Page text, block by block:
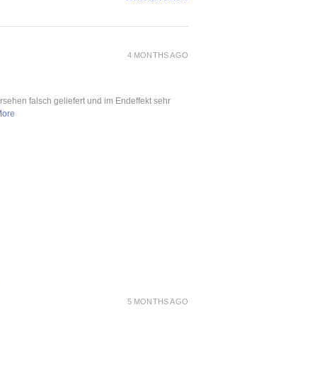
4 MONTHS AGO
falsch geliefert und im Endeffekt sehr
5 MONTHS AGO